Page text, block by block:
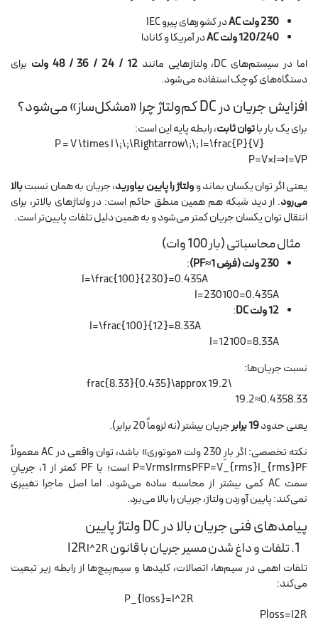
230 ولت AC
در کشورهای پیرو IEC
120/240 ولت AC
در آمریکا و کانادا
اما در سیستم‌های DC، ولتاژهایی مانند
12 / 24 / 36 / 48 ولت
برای
دستگاه‌های کوچک استفاده می‌شود.
افزایش جریان در DC کم‌ولتاژ چرا «مشکل‌ساز» می‌شود؟
برای یک بار باتوان ثابت، رابطه پایه این است:
P = V \times I \;\;\Rightarrow\;\; I=\frac{P}{V}
P=V×I⇒I=VP​
یعنی اگر توان یکسان بماند وولتاژ را پایین بیاورید، جریان به همان نسبتبالا
می‌رود. از دید شبکه هم همین منطق حاکم است: در ولتاژهای بالاتر، برای
انتقال توان یکسان جریان کمتر می‌شود و به همین دلیل تلفات پایین‌تر است.
مثال محاسباتی (بار 100 وات)
230 ولت (فرض PF≈1)
:
I=\frac{100}{230}=0.435A
I=230100​=0.435A
12 ولت DC
:
I=\frac{100}{12}=8.33A
I=12100​=8.33A
نسبت جریان‌ها:
\frac{8.33}{0.435}\approx 19.2
0.4358.33​≈19.2
یعنی حدود19 برابر
جریان بیشتر (نه لزوماً 20 برابر).
نکته تخصصی: اگر بارِ 230 ولت «موتوری» باشد، توان واقعی در AC معمولاً
P=V_{rms}I_{rms}PF
P=Vrms​Irms​PF است؛ با PF کمتر از 1، جریانِ
سمت AC کمی بیشتر از محاسبه ساده می‌شود. اما اصل ماجرا تغییری
نمی‌کند: پایین آوردن ولتاژ، جریان را بالا می‌برد.
پیامدهای فنی جریان بالا در DC ولتاژ پایین
1. تلفات و داغ شدن مسیر جریان با قانون I^2R
I2R
تلفات اهمی در سیم‌ها، اتصالات، کلیدها و سیم‌پیچ‌ها از رابطه زیر تبعیت
می‌کند:
P_{loss}=I^2R
Ploss​=I2R